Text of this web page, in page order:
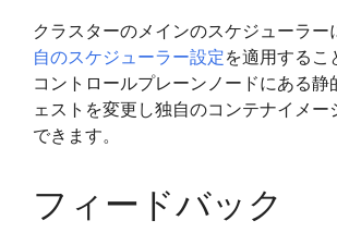
クラスターのメインのスケジューラー
自のスケジューラー設定を適用するこ
コントロールプレーンノードにある静
ェストを変更し独自のコンテナイメー
できます。
フィードバック